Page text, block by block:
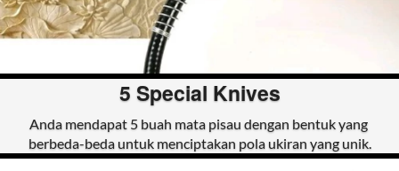
5 Special Knives
Anda mendapat 5 buah mata pisau dengan bentuk yang
berbeda-beda untuk menciptakan pola ukiran yang unik.